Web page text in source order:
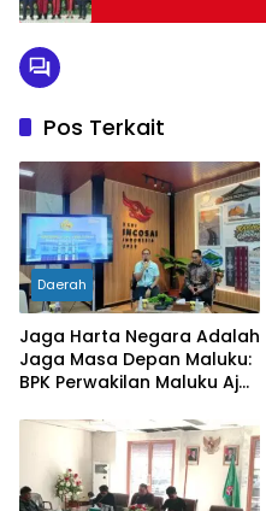
Pos Terkait
Daerah
Jaga Harta Negara Adalah
Jaga Masa Depan Maluku:
BPK Perwakilan Maluku Ajak
Pengawasan Kritis dan